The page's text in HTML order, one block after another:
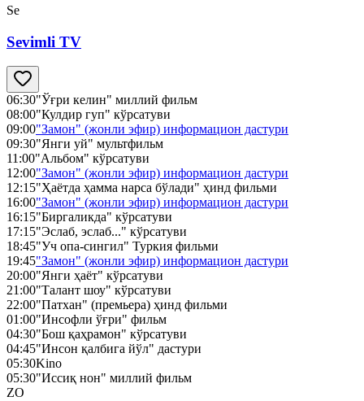
Se
Sevimli TV
06:30"Ўғри келин" миллий фильм
08:00"Кулдир гуп" кўрсатуви
09:00"Замон" (жонли эфир) информацион дастури
09:30"Янги уй" мультфильм
11:00"Альбом" кўрсатуви
12:00"Замон" (жонли эфир) информацион дастури
12:15"Ҳаётда ҳамма нарса бўлади" ҳинд фильми
16:00"Замон" (жонли эфир) информацион дастури
16:15"Биргаликда" кўрсатуви
17:15"Эслаб, эслаб..." кўрсатуви
18:45"Уч опа-сингил" Туркия фильми
19:45"Замон" (жонли эфир) информацион дастури
20:00"Янги ҳаёт" кўрсатуви
21:00"Талант шоу" кўрсатуви
22:00"Патхан" (премьера) ҳинд фильми
01:00"Инсофли ўғри" фильм
04:30"Бош қаҳрамон" кўрсатуви
04:45"Инсон қалбига йўл" дастури
05:30Kino
05:30"Иссиқ нон" миллий фильм
ZO